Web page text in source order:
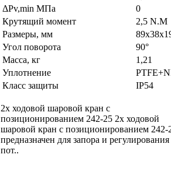
ΔPv,min МПа
0
Крутящий момент
2,5 N.M
Размеры, мм
Угол поворота
90°
Масса, кг
1,21
Уплотнение
Класс защиты
IP54
2х ходовой шаровой кран с
позиционированием 242-25 2х ходовой
шаровой кран с позиционированием 242-
предназначен для запора и регулирования
пот..